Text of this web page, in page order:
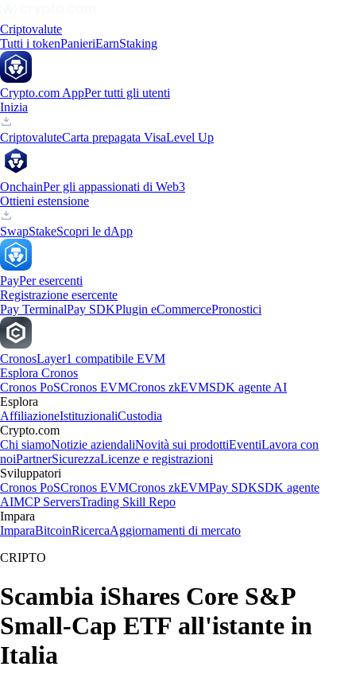
Criptovalute
Tutti i tokenPanieriEarnStaking
Crypto.com AppPer tutti gli utenti
Inizia
CriptovaluteCarta prepagata VisaLevel Up
OnchainPer gli appassionati di Web3
Ottieni estensione
SwapStakeScopri le dApp
PayPer esercenti
Registrazione esercente
Pay TerminalPay SDKPlugin eCommercePronostici
CronosLayer1 compatibile EVM
Esplora Cronos
Cronos PoSCronos EVMCronos zkEVMSDK agente AI
Esplora
AffiliazioneIstituzionaliCustodia
Crypto.com
Chi siamoNotizie aziendaliNovità sui prodottiEventiLavora con
noiPartnerSicurezzaLicenze e registrazioni
Sviluppatori
Cronos PoSCronos EVMCronos zkEVMPay SDKSDK agente
AIMCP ServersTrading Skill Repo
Impara
ImparaBitcoinRicercaAggiornamenti di mercato
CRIPTO
Scambia iShares Core S&P
Small-Cap ETF all'istante in
Italia